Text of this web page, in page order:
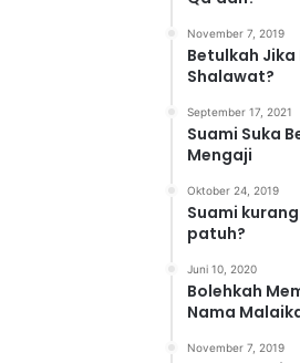
November 7, 2019
Betulkah Jika
Shalawat?
September 17, 2021
Suami Suka
Mengaji
Oktober 24, 2019
Suami
patuh?
Juni 10, 2020
Bolehkah
Nama
November 7, 2019